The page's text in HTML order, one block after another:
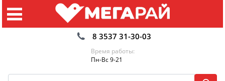
8 3537 31-30-03
Время работы:
Пн-Вс 9-21